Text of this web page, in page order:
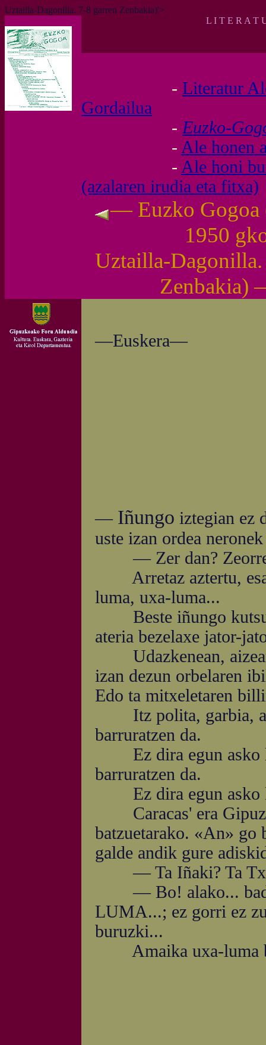
Uztailla-Dagonilla. 7-8 garren Zenbakia)'>
L I T E R A T
- Literatur
Gordailua
- Euzko-
- Ale honen
- Ale honi
(azalaren irudia eta fitxa)
— Euzko Gogoa
1950
Uztailla-Dagonilla.
Zenbakia)
—Euskera—
— Iñungo iztegian ez
uste izan ordea
— Zer dan?
Arretaz aztertu,
luma, uxa-luma...
Beste iñungo
ateria bezelaxe jator-
Udazkenean,
izan dezun orbelaren
Edo ta mitxeletaren
Itz polita, garbia,
barruratzen da.
Ez dira egun asko
barruratzen da.
Ez dira egun asko
Caracas' era
batzuetarako. «An» go
galde andik gure
— Ta Iñaki? Ta
— Bo! alako...
LUMA...; ez gorri ez
buruzki...
Amaika uxa-luma